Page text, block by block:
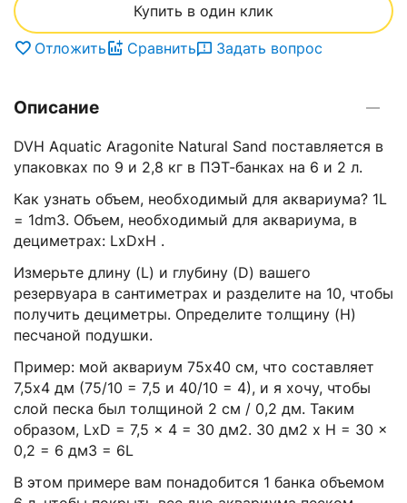
Купить в один клик
Отложить Сравнить Задать вопрос
Описание
DVH Aquatic Aragonite Natural Sand поставляется в
упаковках по 9 и 2,8 кг в ПЭТ-банках на 6 и 2 л.
Как узнать объем, необходимый для аквариума? 1L
= 1dm3. Объем, необходимый для аквариума, в
дециметрах: LxDxH .
Измерьте длину (L) и глубину (D) вашего
резервуара в сантиметрах и разделите на 10, чтобы
получить дециметры. Определите толщину (H)
песчаной подушки.
Пример: мой аквариум 75x40 см, что составляет
7,5x4 дм (75/10 = 7,5 и 40/10 = 4), и я хочу, чтобы
слой песка был толщиной 2 см / 0,2 дм. Таким
образом, LxD = 7,5 x 4 = 30 дм2. 30 дм2 x H = 30 x
0,2 = 6 дм3 = 6L
В этом примере вам понадобится 1 банка объемом